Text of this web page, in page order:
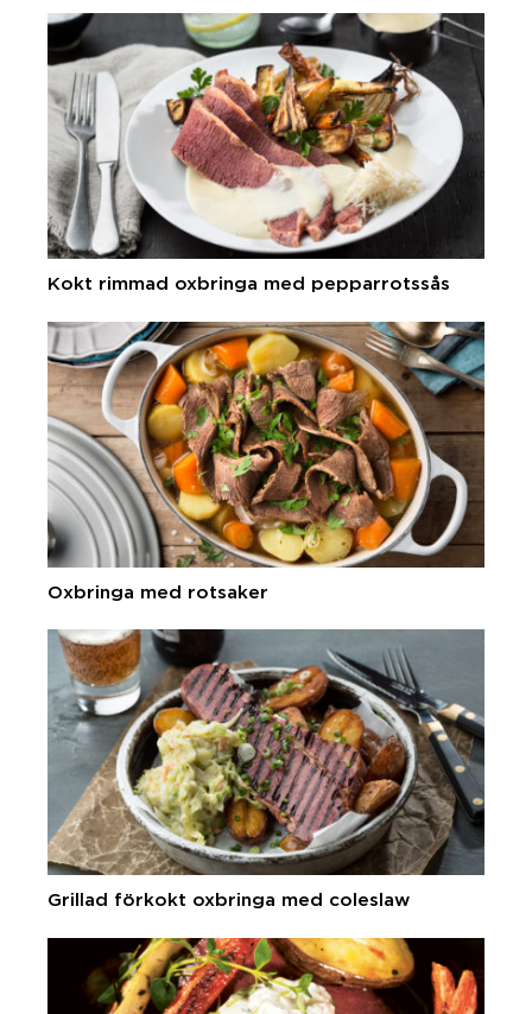
Kokt rimmad oxbringa med pepparrotssås
Oxbringa med rotsaker
Grillad förkokt oxbringa med coleslaw